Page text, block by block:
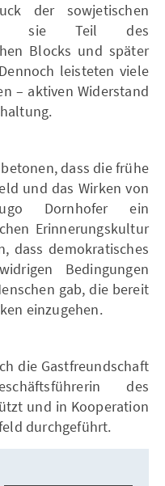
der sowjetischen
sie Teil des
Blocks und später
leisteten viele
– aktiven Widerstand
dass die frühe
und das Wirken von
Dornhofer ein
Erinnerungskultur
dass demokratisches
Bedingungen
gab, die bereit
einzugehen.
die Gastfreundschaft
des
und in Kooperation
durchgeführt.